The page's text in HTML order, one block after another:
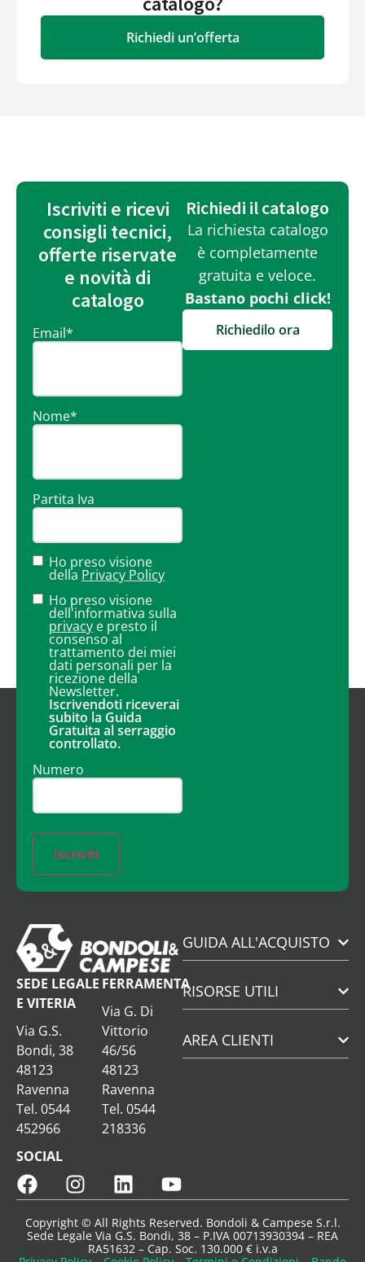
Richiedi un’offerta
Iscriviti e ricevi
consigli tecnici,
offerte riservate
e novità di
catalogo
Email*
Nome*
Partita Iva
Ho preso visione
della Privacy Policy
Ho preso visione
dell'informativa sulla
privacy e presto il
consenso al
trattamento dei miei
dati personali per la
ricezione della
Newsletter.
Iscrivendoti riceverai
subito la Guida
Gratuita al serraggio
controllato.
Numero
Iscriviti
Richiedi il catalogo
La richiesta catalogo
è completamente
gratuita e veloce.
Bastano pochi click!
Richiedilo ora
SEDE LEGALE
E VITERIA
Via G.S.
Bondi, 38
48123
Ravenna
Tel. 0544
452966
FERRAMENTA
Via G. Di
Vittorio
46/56
48123
Ravenna
Tel. 0544
218336
SOCIAL
GUIDA ALL'ACQUISTO
RISORSE UTILI
AREA CLIENTI
Copyright © All Rights Reserved. Bondoli & Campese S.r.l.
Sede Legale Via G.S. Bondi, 38 – P.IVA 00713930394 – REA
RA51632 – Cap. Soc. 130.000 € i.v.a